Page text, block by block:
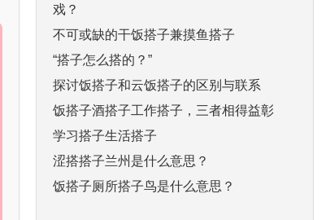
戏？
不可或缺的干饭搭子兼摸鱼搭子
“搭子怎么搭的？”
探讨饭搭子和云饭搭子的区别与联系
饭搭子酒搭子工作搭子，三者相得益彰
学习搭子生活搭子
涩搭搭子兰州是什么意思？
饭搭子厕所搭子鸟是什么意思？